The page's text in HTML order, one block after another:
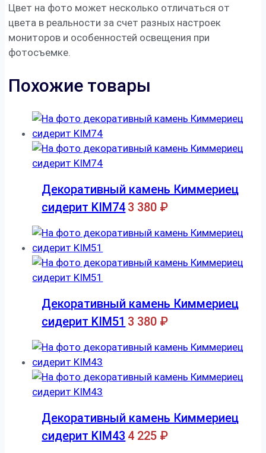
Цвет на фото может несколько отличаться от
цвета в реальности за счет разных настроек
мониторов и особенностей освещения при
фотосъемке.
Похожие товары
Декоративный камень Киммериец
сидерит KIM74 3 380 ₽
Декоративный камень Киммериец
сидерит KIM51 3 380 ₽
Декоративный камень Киммериец
сидерит KIM43 4 225 ₽